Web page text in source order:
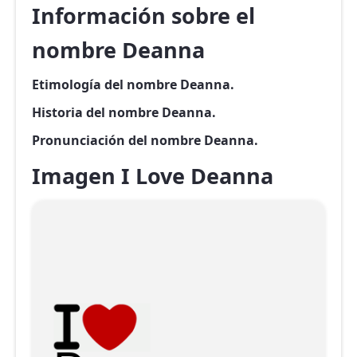
Información sobre el
nombre Deanna
Etimología del nombre Deanna.
Historia del nombre Deanna.
Pronunciación del nombre Deanna.
Imagen I Love Deanna